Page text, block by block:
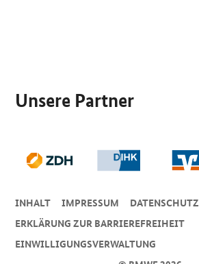
Unsere Partner
INHALT IMPRESSUM
DA­TEN­SCHUTZ
ERKLÄRUNG ZUR BARRIEREFREIHEIT
EINWILLIGUNGSVERWALTUNG